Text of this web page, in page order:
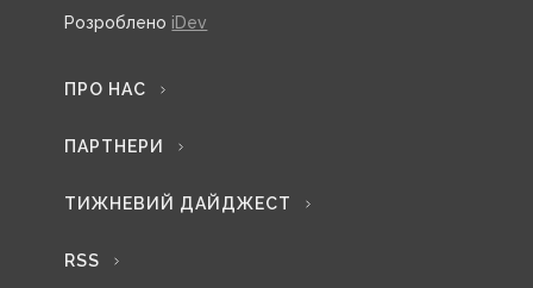
Розроблено iDev
ПРО НАС
ПАРТНЕРИ
ТИЖНЕВИЙ ДАЙДЖЕСТ
RSS